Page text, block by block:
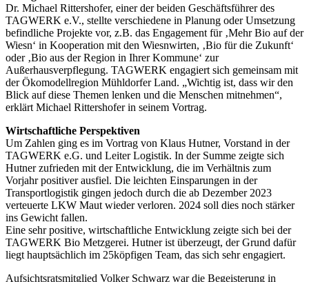
Dr. Michael Rittershofer, einer der beiden Geschäftsführer des
TAGWERK e.V., stellte verschiedene in Planung oder Umsetzung
befindliche Projekte vor, z.B. das Engagement für ‚Mehr Bio auf der
Wiesn‘ in Kooperation mit den Wiesnwirten, ‚Bio für die Zukunft‘
oder ‚Bio aus der Region in Ihrer Kommune‘ zur
Außerhausverpflegung. TAGWERK engagiert sich gemeinsam mit
der Ökomodellregion Mühldorfer Land. „Wichtig ist, dass wir den
Blick auf diese Themen lenken und die Menschen mitnehmen“,
erklärt Michael Rittershofer in seinem Vortrag.
Wirtschaftliche Perspektiven
Um Zahlen ging es im Vortrag von Klaus Hutner, Vorstand in der
TAGWERK e.G. und Leiter Logistik. In der Summe zeigte sich
Hutner zufrieden mit der Entwicklung, die im Verhältnis zum
Vorjahr positiver ausfiel. Die leichten Einsparungen in der
Transportlogistik gingen jedoch durch die ab Dezember 2023
verteuerte LKW Maut wieder verloren. 2024 soll dies noch stärker
ins Gewicht fallen.
Eine sehr positive, wirtschaftliche Entwicklung zeigte sich bei der
TAGWERK Bio Metzgerei. Hutner ist überzeugt, der Grund dafür
liegt hauptsächlich im 25köpfigen Team, das sich sehr engagiert.
Aufsichtsratsmitglied Volker Schwarz war die Begeisterung in